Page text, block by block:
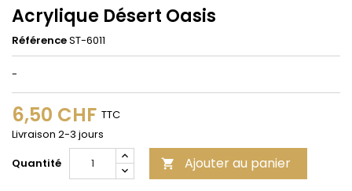
Acrylique Désert Oasis
RéférenceST-6011
-
6,50 CHF TTC
Livraison 2-3 jours
Quantité
 Ajouter au panier